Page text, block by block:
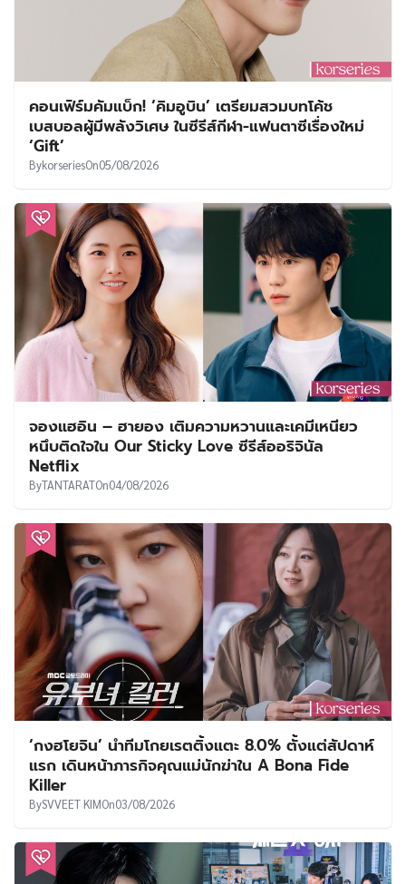
คอนเฟิร์มคัมแบ็ก! ‘คิมอูบิน’ เตรียมสวมบทโค้ช
เบสบอลผู้มีพลังวิเศษ ในซีรีส์กีฬา-แฟนตาซีเรื่องใหม่
‘Gift’
BykorseriesOn05/08/2026
จองแฮอิน – ฮายอง เติมความหวานและเคมีเหนียว
หนึบติดใจใน Our Sticky Love ซีรีส์ออริจินัล
Netflix
ByTANTARATOn04/08/2026
‘กงฮโยจิน’ นำทีมโกยเรตติ้งแตะ 8.0% ตั้งแต่สัปดาห์
แรก เดินหน้าภารกิจคุณแม่นักฆ่าใน A Bona Fide
Killer
BySVVEET KIMOn03/08/2026